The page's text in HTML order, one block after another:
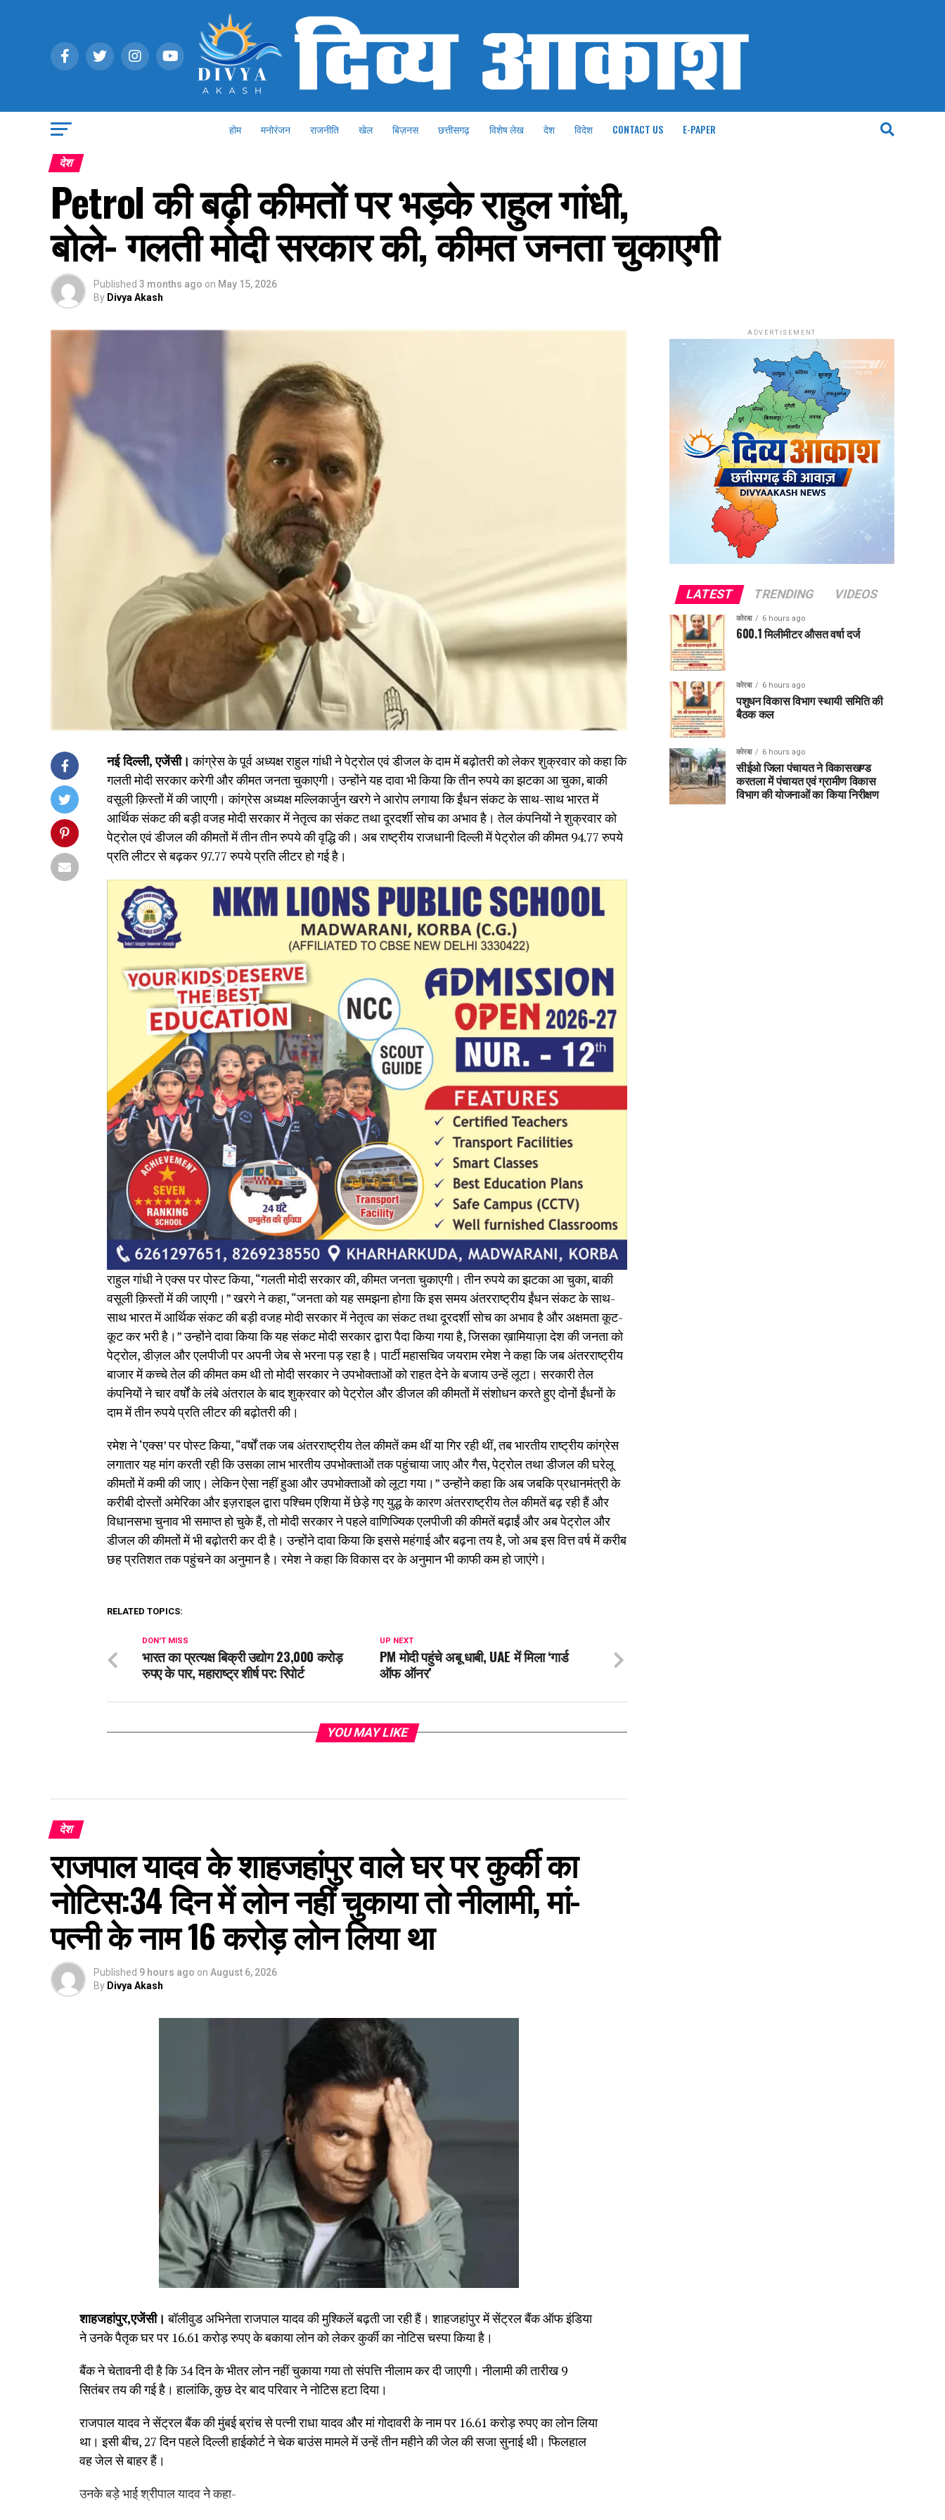
होम मनोरंजन राजनीति खेल बिज़नस छत्तीसगढ़ विशेष लेख देश विदेश CONTACT US E-PAPER
देश
Petrol की बढ़ी कीमतों पर भड़के राहुल गांधी,
बोले- गलती मोदी सरकार की, कीमत जनता चुकाएगी
Published 3 months ago on May 15, 2026
By Divya Akash
नई दिल्ली, एजेंसी। कांग्रेस के पूर्व अध्यक्ष राहुल गांधी ने पेट्रोल एवं डीजल के दाम में बढ़ोतरी को लेकर शुक्रवार को कहा कि
गलती मोदी सरकार करेगी और कीमत जनता चुकाएगी। उन्होंने यह दावा भी किया कि तीन रुपये का झटका आ चुका, बाकी
वसूली क़िस्तों में की जाएगी। कांग्रेस अध्यक्ष मल्लिकार्जुन खरगे ने आरोप लगाया कि ईंधन संकट के साथ-साथ भारत में
आर्थिक संकट की बड़ी वजह मोदी सरकार में नेतृत्व का संकट तथा दूरदर्शी सोच का अभाव है। तेल कंपनियों ने शुक्रवार को
पेट्रोल एवं डीजल की कीमतों में तीन तीन रुपये की वृद्धि की। अब राष्ट्रीय राजधानी दिल्ली में पेट्रोल की कीमत 94.77 रुपये
प्रति लीटर से बढ़कर 97.77 रुपये प्रति लीटर हो गई है।
राहुल गांधी ने एक्स पर पोस्ट किया, “गलती मोदी सरकार की, कीमत जनता चुकाएगी। तीन रुपये का झटका आ चुका, बाकी
वसूली क़िस्तों में की जाएगी।” खरगे ने कहा, “जनता को यह समझना होगा कि इस समय अंतरराष्ट्रीय ईंधन संकट के साथ-
साथ भारत में आर्थिक संकट की बड़ी वजह मोदी सरकार में नेतृत्व का संकट तथा दूरदर्शी सोच का अभाव है और अक्षमता कूट-
कूट कर भरी है।” उन्होंने दावा किया कि यह संकट मोदी सरकार द्वारा पैदा किया गया है, जिसका ख़ामियाज़ा देश की जनता को
पेट्रोल, डीज़ल और एलपीजी पर अपनी जेब से भरना पड़ रहा है। पार्टी महासचिव जयराम रमेश ने कहा कि जब अंतरराष्ट्रीय
बाजार में कच्चे तेल की कीमत कम थी तो मोदी सरकार ने उपभोक्ताओं को राहत देने के बजाय उन्हें लूटा। सरकारी तेल
कंपनियों ने चार वर्षों के लंबे अंतराल के बाद शुक्रवार को पेट्रोल और डीजल की कीमतों में संशोधन करते हुए दोनों ईंधनों के
दाम में तीन रुपये प्रति लीटर की बढ़ोतरी की।
रमेश ने ‘एक्स’ पर पोस्ट किया, “वर्षों तक जब अंतरराष्ट्रीय तेल कीमतें कम थीं या गिर रही थीं, तब भारतीय राष्ट्रीय कांग्रेस
लगातार यह मांग करती रही कि उसका लाभ भारतीय उपभोक्ताओं तक पहुंचाया जाए और गैस, पेट्रोल तथा डीजल की घरेलू
कीमतों में कमी की जाए। लेकिन ऐसा नहीं हुआ और उपभोक्ताओं को लूटा गया।” उन्होंने कहा कि अब जबकि प्रधानमंत्री के
करीबी दोस्तों अमेरिका और इज़राइल द्वारा पश्चिम एशिया में छेड़े गए युद्ध के कारण अंतरराष्ट्रीय तेल कीमतें बढ़ रही हैं और
विधानसभा चुनाव भी समाप्त हो चुके हैं, तो मोदी सरकार ने पहले वाणिज्यिक एलपीजी की कीमतें बढ़ाईं और अब पेट्रोल और
डीजल की कीमतों में भी बढ़ोतरी कर दी है। उन्होंने दावा किया कि इससे महंगाई और बढ़ना तय है, जो अब इस वित्त वर्ष में करीब
छह प्रतिशत तक पहुंचने का अनुमान है। रमेश ने कहा कि विकास दर के अनुमान भी काफी कम हो जाएंगे।
RELATED TOPICS:
UP NEXT
PM मोदी पहुंचे अबू धाबी, UAE में मिला ‘गार्ड
ऑफ ऑनर’
DON'T MISS
भारत का प्रत्यक्ष बिक्री उद्योग 23,000 करोड़
रुपए के पार, महाराष्ट्र शीर्ष पर: रिपोर्ट
YOU MAY LIKE
देश
राजपाल यादव के शाहजहांपुर वाले घर पर कुर्की का
नोटिस:34 दिन में लोन नहीं चुकाया तो नीलामी, मां-
पत्नी के नाम 16 करोड़ लोन लिया था
Published 9 hours ago on August 6, 2026
By Divya Akash
शाहजहांपुर,एजेंसी। बॉलीवुड अभिनेता राजपाल यादव की मुश्किलें बढ़ती जा रही हैं। शाहजहांपुर में सेंट्रल बैंक ऑफ इंडिया
ने उनके पैतृक घर पर 16.61 करोड़ रुपए के बकाया लोन को लेकर कुर्की का नोटिस चस्पा किया है।
बैंक ने चेतावनी दी है कि 34 दिन के भीतर लोन नहीं चुकाया गया तो संपत्ति नीलाम कर दी जाएगी। नीलामी की तारीख 9
सितंबर तय की गई है। हालांकि, कुछ देर बाद परिवार ने नोटिस हटा दिया।
राजपाल यादव ने सेंट्रल बैंक की मुंबई ब्रांच से पत्नी राधा यादव और मां गोदावरी के नाम पर 16.61 करोड़ रुपए का लोन लिया
था। इसी बीच, 27 दिन पहले दिल्ली हाईकोर्ट ने चेक बाउंस मामले में उन्हें तीन महीने की जेल की सजा सुनाई थी। फिलहाल
वह जेल से बाहर हैं।
उनके बड़े भाई श्रीपाल यादव ने कहा-
ADVERTISEMENT
LATEST TRENDING VIDEOS
कोरबा 6 hours ago
600.1 मिलीमीटर औसत वर्षा दर्ज
कोरबा 6 hours ago
पशुधन विकास विभाग स्थायी समिति की
बैठक कल
कोरबा 6 hours ago
सीईओ जिला पंचायत ने विकासखण्ड
करतला में पंचायत एवं ग्रामीण विकास
विभाग की योजनाओं का किया निरीक्षण